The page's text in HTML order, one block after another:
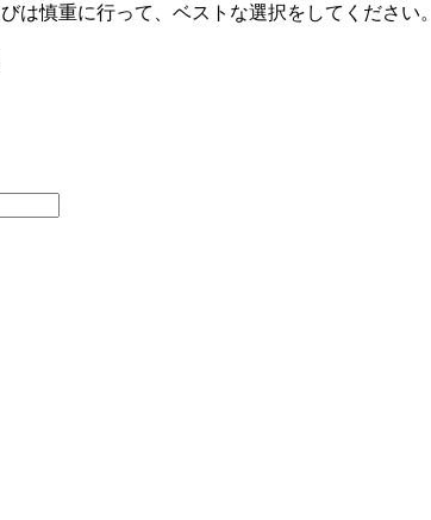
は慎重に行って、ベストな選択をしてください。